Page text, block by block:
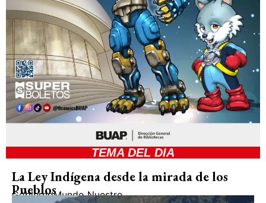
TEMA DEL DIA
La Ley Indígena desde la mirada de los
Pueblos
GobiernoMundo Nuestro